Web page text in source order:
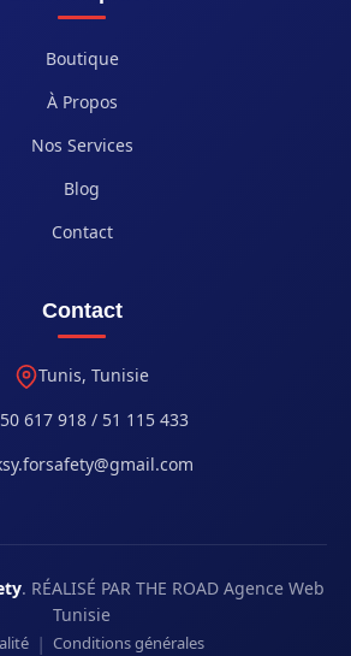
Boutique
À Propos
Nos Services
Blog
Contact
Contact
Tunis, Tunisie
50 617 918 / 51 115 433
. RÉALISÉ PAR THE ROAD Agence Web
Tunisie
| Conditions générales